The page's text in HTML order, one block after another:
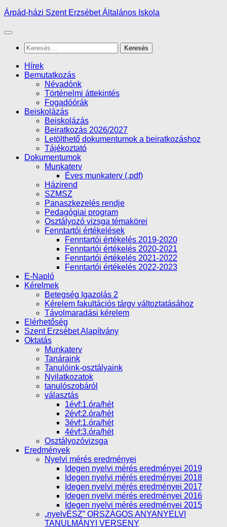
Skip
content
Árpád-házi Szent Erzsébet Általános Iskola
Keresés:
Hírek
Bemutatkozás
Névadónk
Történelmi áttekintés
Fogadóórák
Beiskolázás
Beiskolázás
Beiratkozás 2026/2027
Letölthető dokumentumok a beiratkozáshoz
Tájékoztató
Dokumentumok
Munkaterv
Éves munkaterv (.pdf)
Házirend
SZMSZ
Panaszkezelés rendje
Pedagógiai program
Osztályozó vizsga témakörei
Fenntartói értékelések
Fenntartói értékelés 2019-2020
Fenntartói értékelés 2020-2021
Fenntartói értékelés 2021-2022
Fenntartói értékelés 2022-2023
E-Napló
Kérelmek
Betegség Igazolás 2
Kérelem fakultációs tárgy változtatásához
Távolmaradási kérelem
Elérhetőség
Szent Erzsébet Alapítvány
Oktatás
Munkaterv
Tanáraink
Tanulóink-osztályaink
Nyilatkozatok
tanulószobáról
választás
1évf:1.óra/hét
2évf:2.óra/hét
3évf:1.óra/hét
4évf:3.óra/hét
Osztályozóvizsga
Eredmények
Nyelvi mérés eredményei
Idegen nyelvi mérés eredményei 2019
Idegen nyelvi mérés eredményei 2018
Idegen nyelvi mérés eredményei 2017
Idegen nyelvi mérés eredményei 2016
Idegen nyelvi mérés eredményei 2015
„nyelvÉSZ” ORSZÁGOS ANYANYELVI
TANULMÁNYI VERSENY